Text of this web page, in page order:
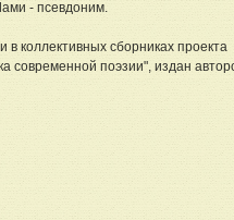
- псевдоним.
в коллективных сборниках проекта
современной поэзии", издан